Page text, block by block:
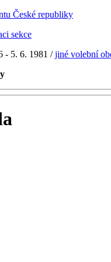
sekce
- 5. 6. 1981 /jiné volební